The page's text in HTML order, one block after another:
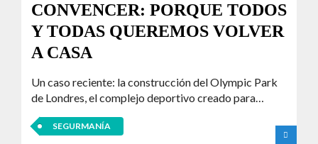
CONVENCER: PORQUE TODOS
Y TODAS QUEREMOS VOLVER
A CASA
Un caso reciente: la construcción del Olympic Park
de Londres, el complejo deportivo creado para…
SEGURMANÍA